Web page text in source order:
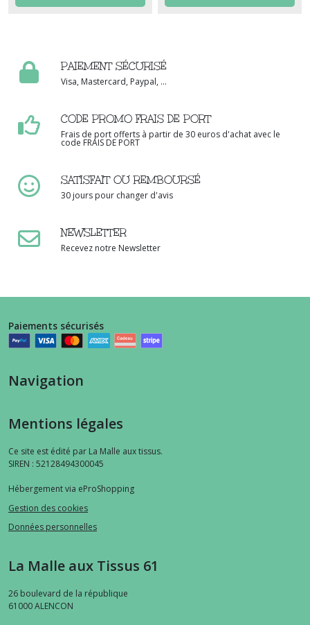
PAIEMENT SÉCURISÉ
Visa, Mastercard, Paypal, ...
CODE PROMO FRAIS DE PORT
Frais de port offerts à partir de 30 euros d'achat avec le
code FRAIS DE PORT
SATISFAIT OU REMBOURSÉ
30 jours pour changer d'avis
NEWSLETTER
Recevez notre Newsletter
Paiements sécurisés
Navigation
Mentions légales
Ce site est édité par La Malle aux tissus.
SIREN : 52128494300045
Hébergement via eProShopping
Gestion des cookies
Données personnelles
La Malle aux Tissus 61
26 boulevard de la république
61000ALENCON